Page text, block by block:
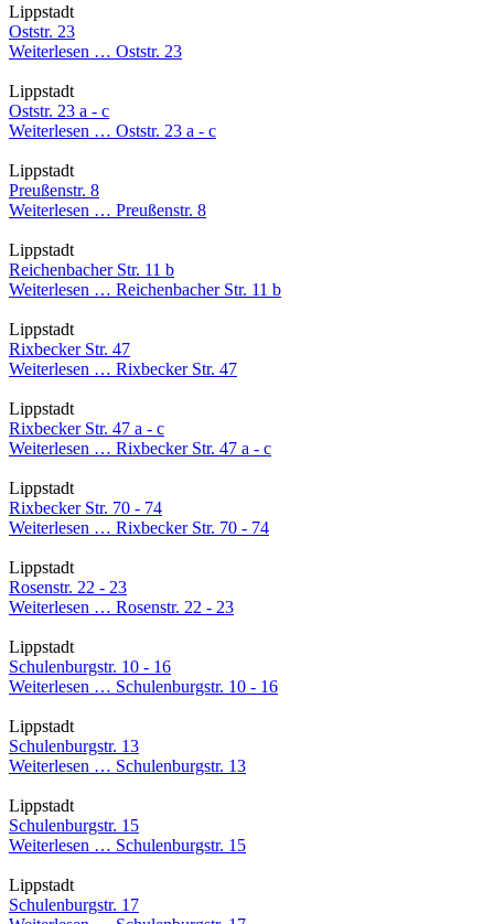
Lippstadt
Oststr. 23
Weiterlesen … Oststr. 23
Lippstadt
Oststr. 23 a - c
Weiterlesen … Oststr. 23 a - c
Lippstadt
Preußenstr. 8
Weiterlesen … Preußenstr. 8
Lippstadt
Reichenbacher Str. 11 b
Weiterlesen … Reichenbacher Str. 11 b
Lippstadt
Rixbecker Str. 47
Weiterlesen … Rixbecker Str. 47
Lippstadt
Rixbecker Str. 47 a - c
Weiterlesen … Rixbecker Str. 47 a - c
Lippstadt
Rixbecker Str. 70 - 74
Weiterlesen … Rixbecker Str. 70 - 74
Lippstadt
Rosenstr. 22 - 23
Weiterlesen … Rosenstr. 22 - 23
Lippstadt
Schulenburgstr. 10 - 16
Weiterlesen … Schulenburgstr. 10 - 16
Lippstadt
Schulenburgstr. 13
Weiterlesen … Schulenburgstr. 13
Lippstadt
Schulenburgstr. 15
Weiterlesen … Schulenburgstr. 15
Lippstadt
Schulenburgstr. 17